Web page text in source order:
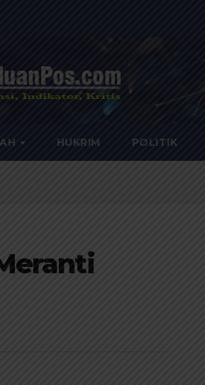
HUKRIM POLITIK